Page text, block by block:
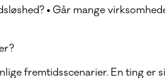
• Går mange
fremtidsscenarier. En ting er